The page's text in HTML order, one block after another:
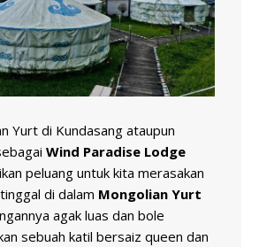
Yurt di Kundasang ataupun
Wind Paradise Lodge
peluang untuk kita merasakan
di dalam Mongolian Yurt
agak luas dan bole
sebuah katil bersaiz queen dan